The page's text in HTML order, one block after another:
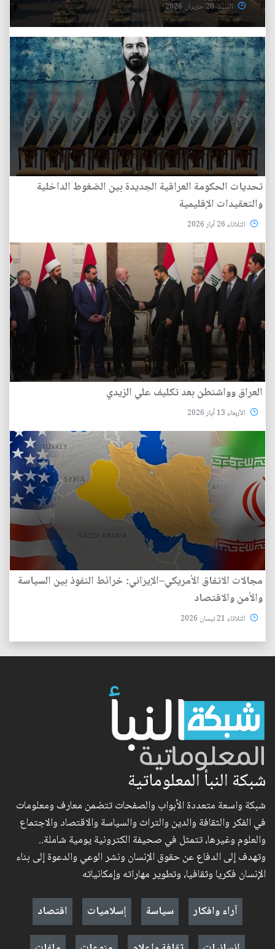
السبت 20 حزيران 2026
تحديات الحكومة العراقية الجديدة بين الضغوط الداخلية
والتعقيدات الإقليمية
الثلاثاء 26 آيار 2026
العراق وواشنطن بعد تكليف علي الزيدي
الأربعاء 13 آيار 2026
مجالات الاتفاق الأمريكي–الإيراني: خرائط النفوذ بين السياسة
والأمن والاقتصاد
الثلاثاء 21 نيسان 2026
شبكة النبأ المعلوماتية
شبكة واسعة متعددة الأبواب والصفحات تتضمن معارف ومعلومات
في الفكر والثقافة والدين والتراث والسياسة والاقتصاد والاجتماع
والعلوم وغيرها، تتمثل في صحيفة الكترونية يومية شاملة..
وتهدف إلى الدفاع عن حقوق الإنسان ونشر الوعي والدعوة إلى بناء
الإنسان فكريا وثقافيا، وتطوير مهاراته وإمكانياته
آراء وافكار
سياسة إسلاميات
اقتصاد